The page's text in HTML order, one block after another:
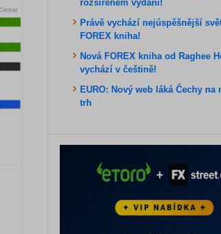
rozšířeném vydání!
Právě vychází nejúspěšnější
FOREX kniha!
Nová FOREX kniha od Raghee
vychází v češtině!
EURO: Nový web láká Čechy na
trh